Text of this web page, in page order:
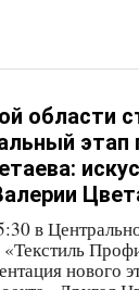
области
этап
в
«Текстиль
нового